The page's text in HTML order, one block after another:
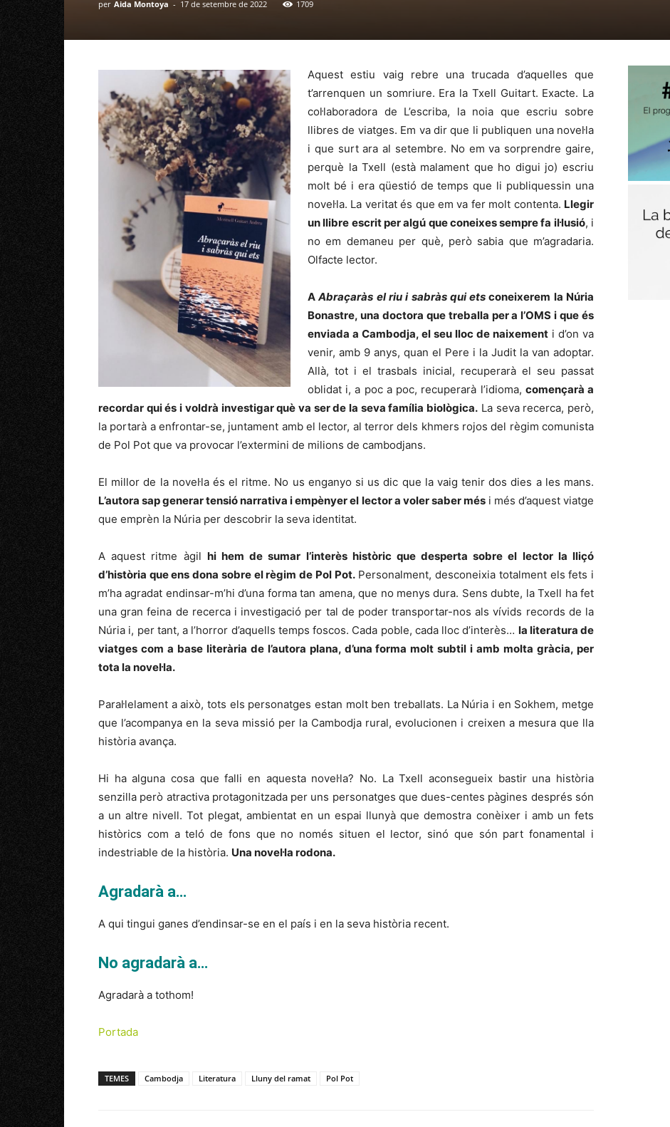
per Aida Montoya - 17 de setembre de 2022 1709
Aquest estiu vaig rebre una trucada d’aquelles que
t’arrenquen un somriure. Era la Txell Guitart. Exacte. La
col·laboradora de L’escriba, la noia que escriu sobre
llibres de viatges. Em va dir que li publiquen una novel·la
i que surt ara al setembre. No em va sorprendre gaire,
perquè la Txell (està malament que ho digui jo) escriu
molt bé i era qüestió de temps que li publiquessin una
novel·la. La veritat és que em va fer molt contenta. Llegir
un llibre escrit per algú que coneixes sempre fa il·lusió, i
no em demaneu per què, però sabia que m’agradaria.
Olfacte lector.
AAbraçaràs el riu i sabràs qui ets coneixerem la Núria
Bonastre, una doctora que treballa per a l’OMS i que és
enviada a Cambodja, el seu lloc de naixement i d’on va
venir, amb 9 anys, quan el Pere i la Judit la van adoptar.
Allà, tot i el trasbals inicial, recuperarà el seu passat
oblidat i, a poc a poc, recuperarà l’idioma, començarà a
recordar qui és i voldrà investigar què va ser de la seva família biològica. La seva recerca, però,
la portarà a enfrontar-se, juntament amb el lector, al terror dels khmers rojos del règim comunista
de Pol Pot que va provocar l’extermini de milions de cambodjans.
El millor de la novel·la és el ritme. No us enganyo si us dic que la vaig tenir dos dies a les mans.
L’autora sap generar tensió narrativa i empènyer el lector a voler saber mési més d’aquest viatge
que emprèn la Núria per descobrir la seva identitat.
A aquest ritme àgil hi hem de sumar l’interès històric que desperta sobre el lector la lliçó
d’història que ens dona sobre el règim de Pol Pot.Personalment, desconeixia totalment els fets i
m’ha agradat endinsar-m’hi d’una forma tan amena, que no menys dura. Sens dubte, la Txell ha fet
una gran feina de recerca i investigació per tal de poder transportar-nos als vívids records de la
Núria i, per tant, a l’horror d’aquells temps foscos. Cada poble, cada lloc d’interès… la literatura de
viatges com a base literària de l’autora plana, d’una forma molt subtil i amb molta gràcia, per
tota la novel·la.
Paral·lelament a això, tots els personatges estan molt ben treballats. La Núria i en Sokhem, metge
que l’acompanya en la seva missió per la Cambodja rural, evolucionen i creixen a mesura que lla
història avança.
Hi ha alguna cosa que falli en aquesta novel·la? No. La Txell aconsegueix bastir una història
senzilla però atractiva protagonitzada per uns personatges que dues-centes pàgines després són
a un altre nivell. Tot plegat, ambientat en un espai llunyà que demostra conèixer i amb un fets
històrics com a teló de fons que no només situen el lector, sinó que són part fonamental i
indestriable de la història. Una novel·la rodona.
Agradarà a…
A qui tingui ganes d’endinsar-se en el país i en la seva història recent.
No agradarà a…
Agradarà a tothom!
Portada
TEMES Cambodja Literatura Lluny del ramat Pol Pot